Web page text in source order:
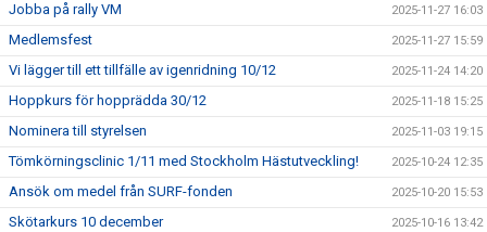
Jobba på rally VM 2025-11-27 16:03
Medlemsfest 2025-11-27 15:59
Vi lägger till ett tillfälle av igenridning 10/12 2025-11-24 14:20
Hoppkurs för hopprädda 30/12 2025-11-18 15:25
Nominera till styrelsen 2025-11-03 19:15
Tömkörningsclinic 1/11 med Stockholm Hästutveckling! 2025-10-24 12:35
Ansök om medel från SURF-fonden 2025-10-20 15:53
Skötarkurs 10 december 2025-10-16 13:42